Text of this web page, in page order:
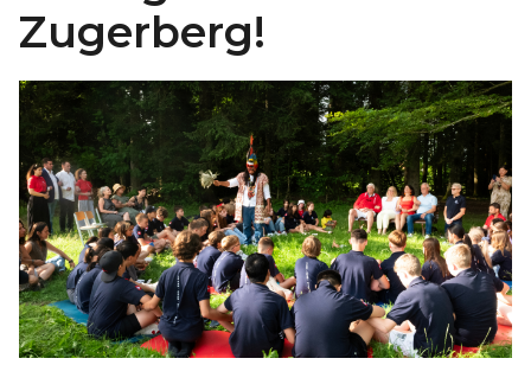
Zugerberg!